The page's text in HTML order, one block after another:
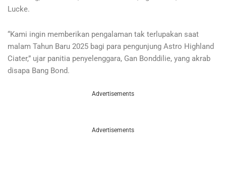
Lucke.
“Kami ingin memberikan pengalaman tak terlupakan saat
malam Tahun Baru 2025 bagi para pengunjung Astro Highland
Ciater,” ujar panitia penyelenggara, Gan Bonddilie, yang akrab
disapa Bang Bond.
Advertisements
Advertisements